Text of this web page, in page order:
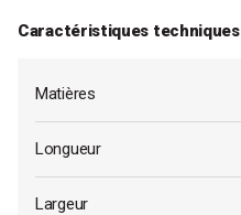
Caractéristiques techniques
Matières
Longueur
Largeur